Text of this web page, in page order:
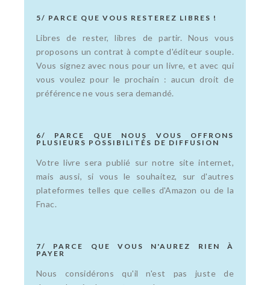
5/ PARCE QUE VOUS RESTEREZ LIBRES !
Libres de rester, libres de partir. Nous vous
proposons un contrat à compte d'éditeur souple.
Vous signez avec nous pour un livre, et avec qui
vous voulez pour le prochain : aucun droit de
préférence ne vous sera demandé.
6/ PARCE QUE NOUS VOUS OFFRONS
PLUSIEURS POSSIBILITÉS DE DIFFUSION
Votre livre sera publié sur notre site internet,
mais aussi, si vous le souhaitez, sur d'autres
plateformes telles que celles d'Amazon ou de la
Fnac.
7/ PARCE QUE VOUS N'AUREZ RIEN À
PAYER
Nous considérons qu'il n'est pas juste de